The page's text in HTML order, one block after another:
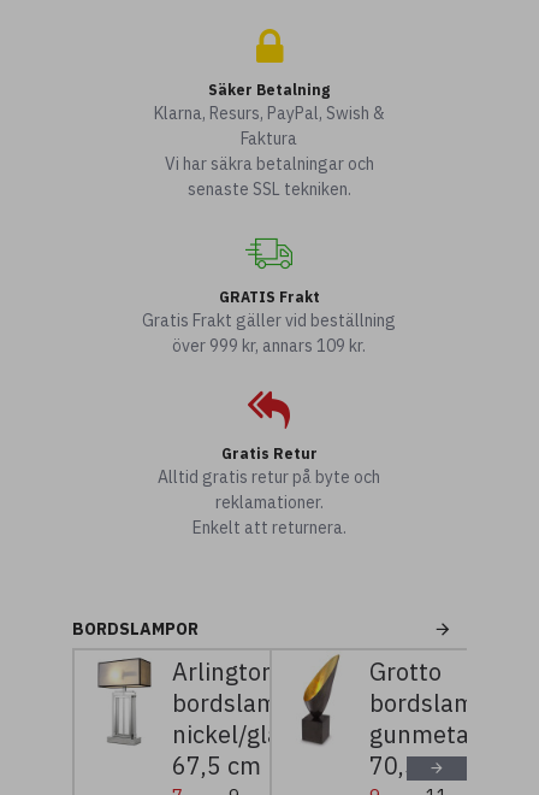
Säker Betalning
Klarna, Resurs, PayPal, Swish &
Faktura
Vi har säkra betalningar och
senaste SSL tekniken.
GRATIS Frakt
Gratis Frakt gäller vid beställning
över 999 kr, annars 109 kr.
Gratis Retur
Alltid gratis retur på byte och
reklamationer.
Enkelt att returnera.
BORDSLAMPOR
Arlington
bordslampa
nickel/glas/grå
67,5 cm
Grotto
bordslampa
gunmetal/
70,5 cm